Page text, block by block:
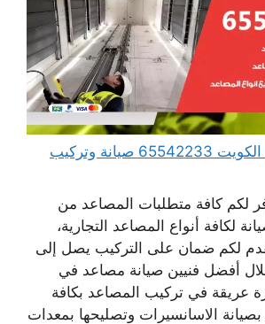
صيانة مصاعد في الكويت 65542233 صيانة وتركيب
لكم كافة متطلبات المصاعد من
لكافة أنواع المصاعد التجارية،
لكم ضمان على التركيب يصل إلى
أفضل فنيين صيانة مصاعد في
عريقة في تركيب المصاعد بكافة
بصيانة الاسانسيرات وتصليحها بمعدات